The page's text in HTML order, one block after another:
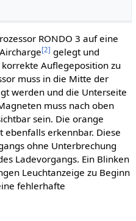
RONDO 3 auf eine
[2] gelegt und
Auflegeposition zu
muss in die Mitte der
werden und die Unterseite
muss nach oben
sein. Die orange
ebenfalls erkennbar. Diese
ohne Unterbrechung
Ladevorgangs. Ein Blinken
Leuchtanzeige zu Beginn
fehlerhafte